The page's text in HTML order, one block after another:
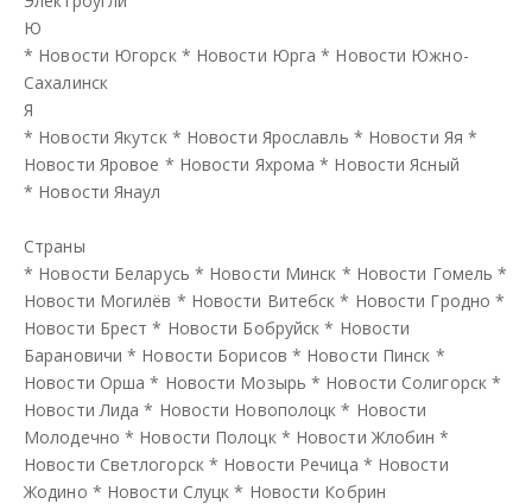
Ю
* Новости Югорск * Новости Юрга * Новости Южно-
Сахалинск
Я
* Новости Якутск * Новости Ярославль * Новости Яя *
Новости Яровое * Новости Яхрома * Новости Ясный
* Новости Янаул
Страны
* Новости Беларусь * Новости Минск * Новости Гомель *
Новости Могилёв * Новости Витебск * Новости Гродно *
Новости Брест * Новости Бобруйск * Новости
Барановичи * Новости Борисов * Новости Пинск *
Новости Орша * Новости Мозырь * Новости Солигорск *
Новости Лида * Новости Новополоцк * Новости
Молодечно * Новости Полоцк * Новости Жлобин *
Новости Светлогорск * Новости Речица * Новости
Жодино * Новости Слуцк * Новости Кобрин